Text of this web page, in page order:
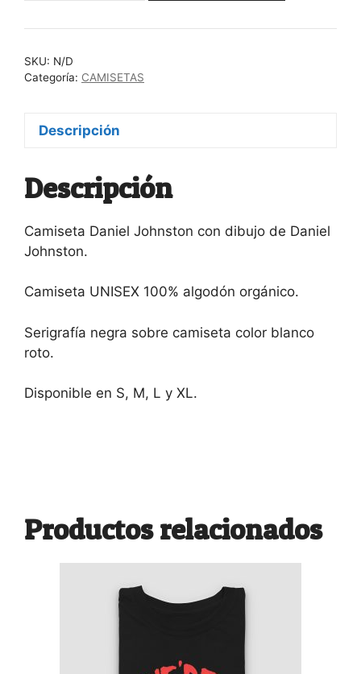
Johnston
SKU: N/D
Categoría: CAMISETAS
Descripción
Descripción
Camiseta Daniel Johnston con dibujo de Daniel
Johnston.
Camiseta UNISEX 100% algodón orgánico.
Serigrafía negra sobre camiseta color blanco
roto.
Disponible en S, M, L y XL.
Productos relacionados